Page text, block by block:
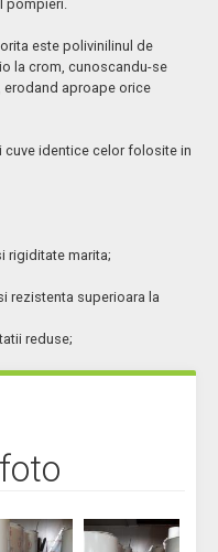
compozite din aluminiu)
pompieri.
este polivinilinul de
la crom, cunoscandu-se
erodand aproape orice
cuve identice celor folosite in
rigiditate marita;
rezistenta superioara la
reduse;